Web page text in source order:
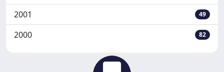
2001 49
2000 82